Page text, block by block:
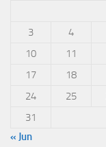
3
4
10
11
17
18
24
25
31
« Jun